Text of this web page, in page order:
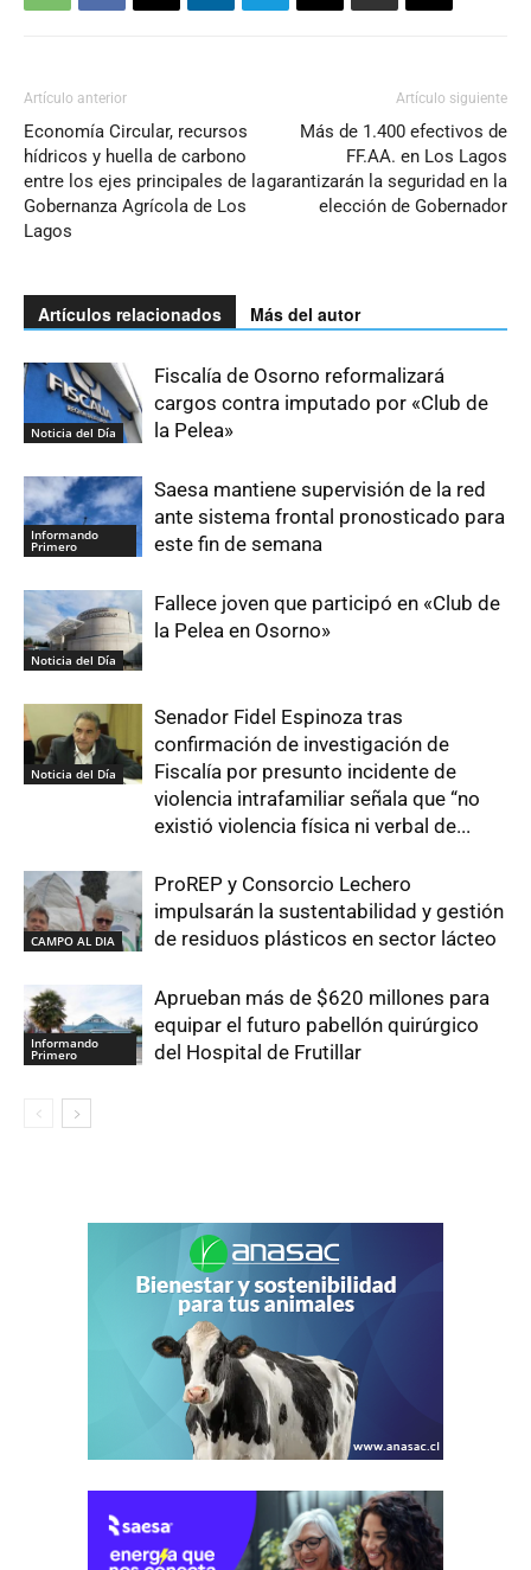
Artículo anterior
Economía Circular, recursos
hídricos y huella de carbono
entre los ejes principales de la
Gobernanza Agrícola de Los
Lagos
Artículo siguiente
Más de 1.400 efectivos de
FF.AA. en Los Lagos
garantizarán la seguridad en la
elección de Gobernador
Artículos relacionados Más del autor
Noticia del Día
Fiscalía de Osorno reformalizará
cargos contra imputado por «Club de
la Pelea»
Informando
Primero
Saesa mantiene supervisión de la red
ante sistema frontal pronosticado para
este fin de semana
Noticia del Día
Fallece joven que participó en «Club de
la Pelea en Osorno»
Noticia del Día
Senador Fidel Espinoza tras
confirmación de investigación de
Fiscalía por presunto incidente de
violencia intrafamiliar señala que “no
existió violencia física ni verbal de...
CAMPO AL DIA
ProREP y Consorcio Lechero
impulsarán la sustentabilidad y gestión
de residuos plásticos en sector lácteo
Informando
Primero
Aprueban más de $620 millones para
equipar el futuro pabellón quirúrgico
del Hospital de Frutillar